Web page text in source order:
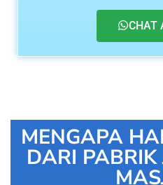
CHAT
MENGAPA
DARI